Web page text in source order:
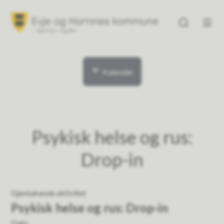
Evje og Hornnes kommune
Kalender
Psykisk helse og rus:
Drop-in
Gjentakende aktivitet
Psykisk helse og rus: Drop-in